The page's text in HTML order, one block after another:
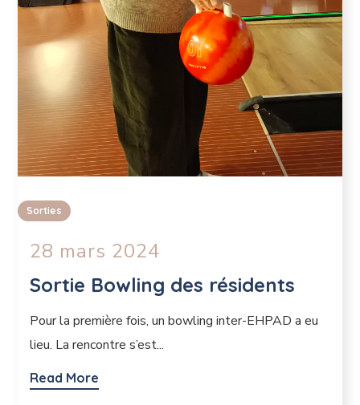
Sorties
28 mars 2024
Sortie Bowling des résidents
Pour la première fois, un bowling inter-EHPAD a eu
lieu. La rencontre s’est...
Read More